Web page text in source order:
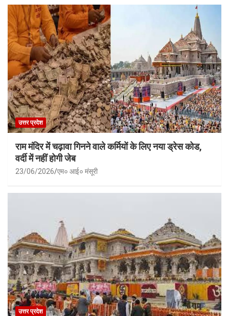
उत्तर प्रदेश
राम मंदिर में चढ़ावा गिनने वाले कर्मियों के लिए नया ड्रेस कोड,
वर्दी में नहीं होगी जेब
23/06/2026 एम० आई० मंसूरी
उत्तर प्रदेश